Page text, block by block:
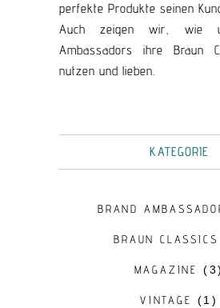
perfekte Produkte seinen
Auch zeigen wir, wie
Ambassadors ihre Braun
nutzen und lieben.
KATEGORIE
BRAND
BRAUN CLASSICS
MAGAZINE (3)
VINTAGE (1)